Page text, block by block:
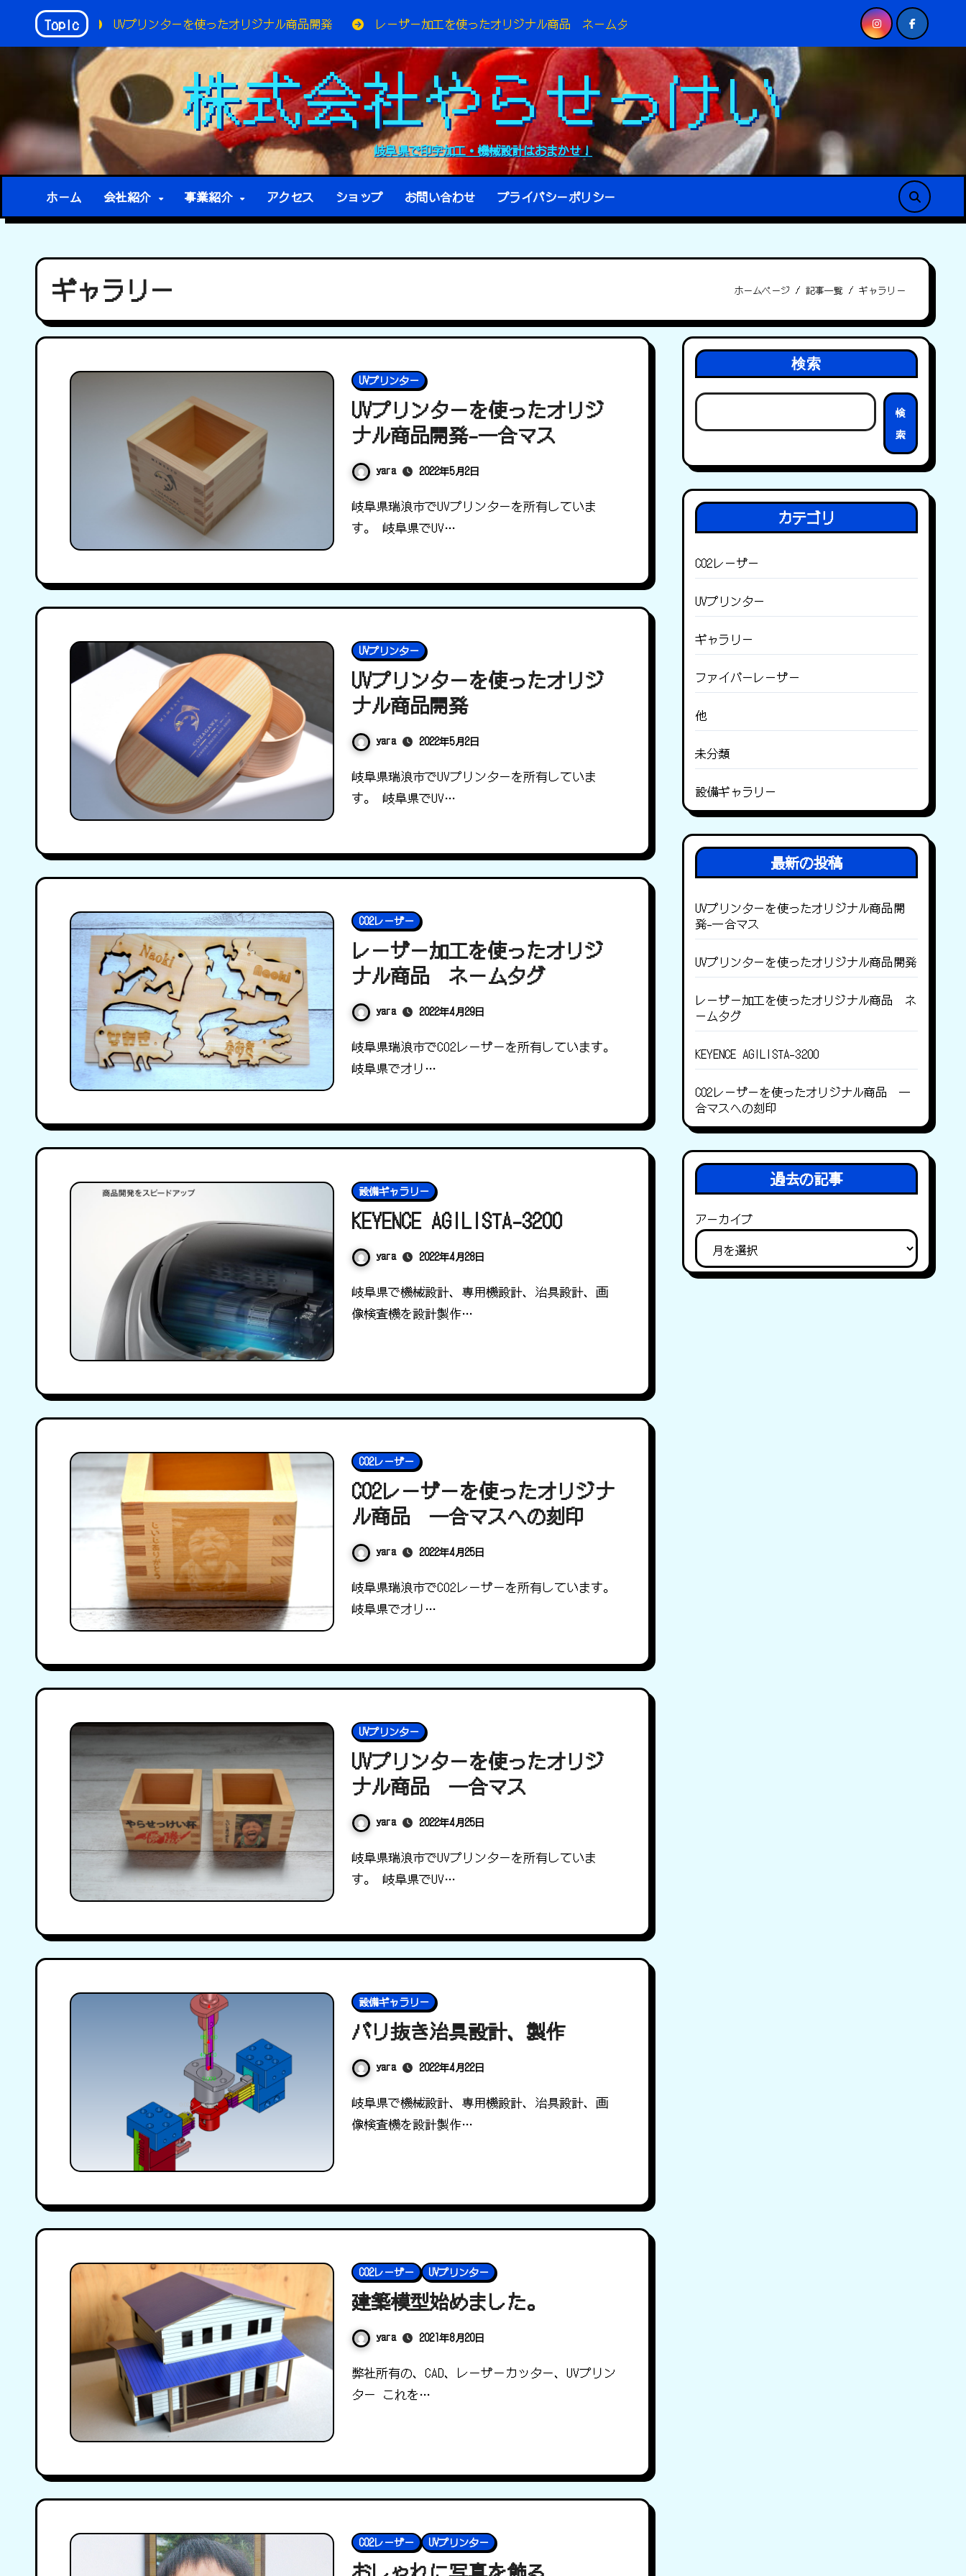
を
プ
Topic
UVプリンターを使ったオリジナル商品開発 レーザー加工を使ったオリジナル商品 ネームタグ KEYENCE AGILISTA-3200 CO2レーザーを使ったオリジナル
株式会社やらせっけい
岐阜県で印字加工・機械設計はおまかせ！
ホーム 会社紹介 事業紹介 アクセス ショップ お問い合わせ プライバシーポリシー
ギャラリー ホームページ 記事一覧 ギャラリー
UVプリンター
UVプリンターを使ったオリジ
ナル商品開発-一合マス
yara 2022年5月2日
岐阜県瑞浪市でUVプリンターを所有していま
す。 岐阜県でUV…
UVプリンター
UVプリンターを使ったオリジ
ナル商品開発
yara 2022年5月2日
岐阜県瑞浪市でUVプリンターを所有していま
す。 岐阜県でUV…
CO2レーザー
レーザー加工を使ったオリジ
ナル商品 ネームタグ
yara 2022年4月29日
岐阜県瑞浪市でCO2レーザーを所有しています。
岐阜県でオリ…
設備ギャラリー
KEYENCE AGILISTA-3200
yara 2022年4月28日
岐阜県で機械設計、専用機設計、治具設計、画
像検査機を設計製作…
CO2レーザー
CO2レーザーを使ったオリジナ
ル商品 一合マスへの刻印
yara 2022年4月25日
岐阜県瑞浪市でCO2レーザーを所有しています。
岐阜県でオリ…
UVプリンター
UVプリンターを使ったオリジ
ナル商品 一合マス
yara 2022年4月25日
岐阜県瑞浪市でUVプリンターを所有していま
す。 岐阜県でUV…
設備ギャラリー
バリ抜き治具設計、製作
yara 2022年4月22日
岐阜県で機械設計、専用機設計、治具設計、画
像検査機を設計製作…
CO2レーザー UVプリンター
建築模型始めました。
yara 2021年8月20日
弊社所有の、CAD、レーザーカッター、UVプリン
ター これを…
CO2レーザー UVプリンター
検索
検
索
カテゴリ
CO2レーザー
UVプリンター
ギャラリー
ファイバーレーザー
他
未分類
設備ギャラリー
最新の投稿
UVプリンターを使ったオリジナル商品開
発-一合マス
UVプリンターを使ったオリジナル商品開発
レーザー加工を使ったオリジナル商品 ネ
ームタグ
KEYENCE AGILISTA-3200
CO2レーザーを使ったオリジナル商品 一
合マスへの刻印
過去の記事
アーカイブ